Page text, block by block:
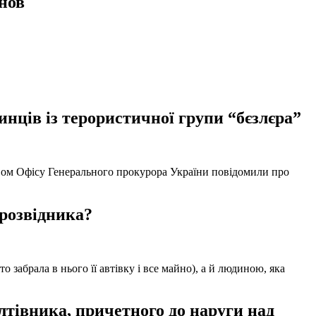
із терористичної групи “бєзлєра”
Офісу Генерального прокурора України повідомили про
в нього її автівку і все майно), а й людиною, яка
причетного до наруги над